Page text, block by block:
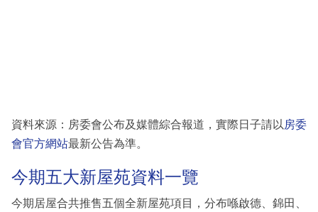
資料來源：房委會公布及媒體綜合報道，實際日子請以 房委
會官方網站最新公告為準。
今期五大新屋苑資料一覽
今期居屋合共推售五個全新屋苑項目，分布喺啟德、錦田、